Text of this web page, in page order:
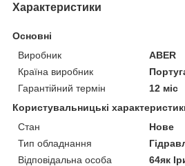
Характеристики
Основні
Виробник
ABER
Країна виробник
Гарантійний термін
12 міс
Користувальницькі
Стан
Нове
Тип обладнання
Відповідальна особа
64як